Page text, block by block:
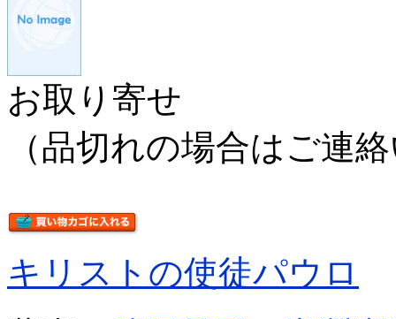
お取り寄せ
（品切れの場合はご連
キリストの使徒パウロ